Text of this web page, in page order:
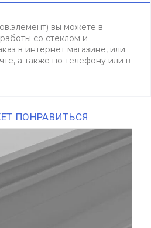
вы можете в
со стеклом и
в интернет магазине, или
а также по телефону или в
ПОНРАВИТЬСЯ